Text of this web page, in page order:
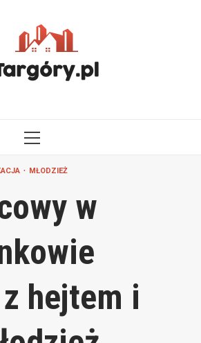
MENU
MŁODZIEŻ
w
hejtem i